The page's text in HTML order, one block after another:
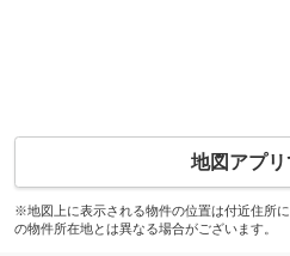
地図アプリ
※地図上に表示される物件の位置は付近住所
の物件所在地とは異なる場合がございます。